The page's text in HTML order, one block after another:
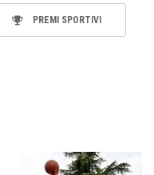
PREMI SPORTIVI